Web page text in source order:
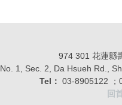
974 301 花蓮縣
No. 1, Sec. 2, Da Hsueh Rd.,
Tel： 03-8905122
回